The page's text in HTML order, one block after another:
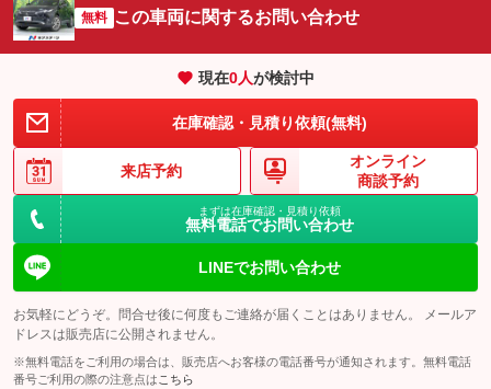
無料 この車両に関するお問い合わせ
現在0人が検討中
在庫確認・見積り依頼(無料)
来店予約
オンライン
商談予約
まずは在庫確認・見積り依頼
無料電話でお問い合わせ
LINEでお問い合わせ
お気軽にどうぞ。問合せ後に何度もご連絡が届くことはありません。 メールア
ドレスは販売店に公開されません。
※無料電話をご利用の場合は、販売店へお客様の電話番号が通知されます。無料電話
番号ご利用の際の注意点は こちら